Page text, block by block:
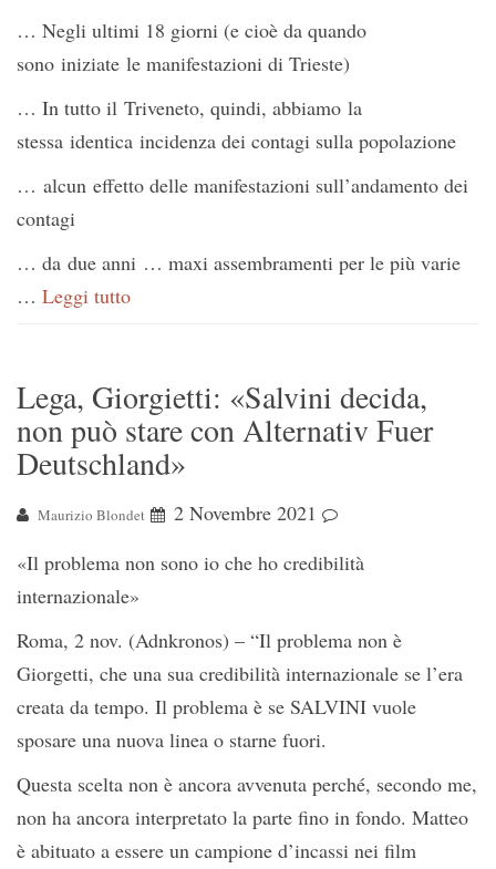
… Negli ultimi 18 giorni (e cioè da quando
sono iniziate le manifestazioni di Trieste)
… In tutto il Triveneto, quindi, abbiamo la
stessa identica incidenza dei contagi sulla popolazione
… alcun effetto delle manifestazioni sull’andamento dei
contagi
… da due anni … maxi assembramenti per le più varie
… Leggi tutto
Lega, Giorgietti: «Salvini decida,
non può stare con Alternativ Fuer
Deutschland»
Maurizio Blondet
2 Novembre 2021
«Il problema non sono io che ho credibilità
internazionale»
Roma, 2 nov. (Adnkronos) – “Il problema non è
Giorgetti, che una sua credibilità internazionale se l’era
creata da tempo. Il problema è se SALVINI vuole
sposare una nuova linea o starne fuori.
Questa scelta non è ancora avvenuta perché, secondo me,
non ha ancora interpretato la parte fino in fondo. Matteo
è abituato a essere un campione d’incassi nei film